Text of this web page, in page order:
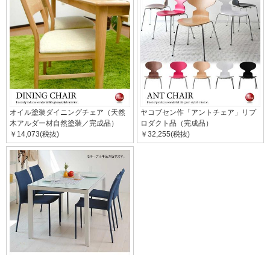
オイル塗装ダイニングチェア（天然
木アルダー材自然塗装／完成品）
￥14,073(税抜)
ヤコブセン作「アントチェア」リプ
ロダクト品（完成品）
￥32,255(税抜)